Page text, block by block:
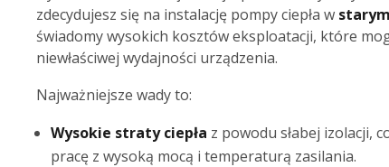
zdecydujesz się na instalację pompy ciepła w
świadomy wysokich kosztów eksploatacji, które
niewłaściwej wydajności urządzenia.
Najważniejsze wady to:
Wysokie straty ciepła z powodu słabej izolacji,
pracę z wysoką mocą i temperaturą zasilania.